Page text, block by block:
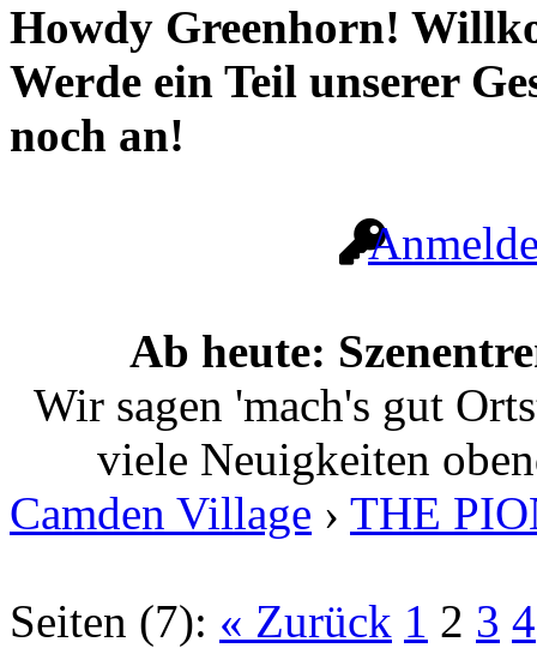
Howdy Greenhorn!
Werde ein Teil unserer
noch an!
Ab heute:
Wir sagen 'mach's gut
viele Neuigkeiten
Camden Village › THE
Seiten (7): « Zurück 1 2 3 4